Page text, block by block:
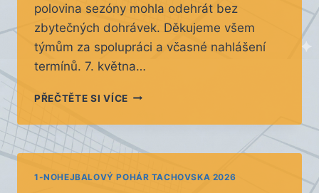
polovina sezóny mohla odehrát bez
zbytečných dohrávek. Děkujeme všem
týmům za spolupráci a včasné nahlášení
termínů. 7. května…
PŘEČTĚTE SI VÍCENEODEHRANÉ
1-NOHEJBALOVÝ POHÁR TACHOVSKA 2026